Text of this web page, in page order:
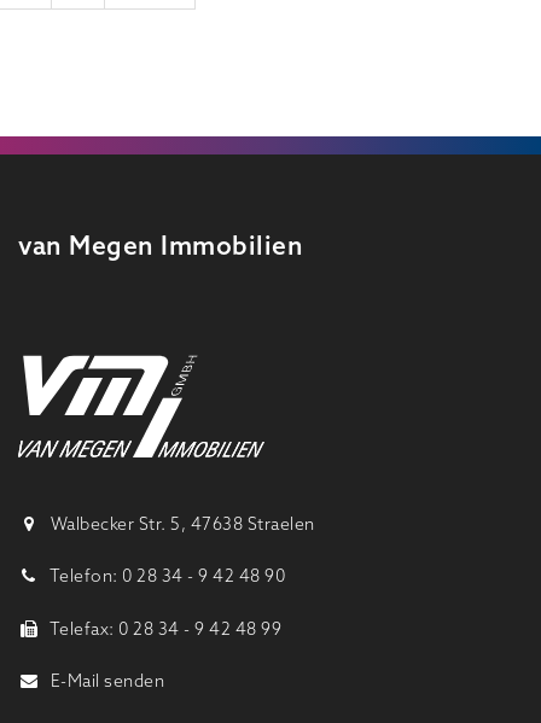
van Megen Immobilien
Walbecker Str. 5, 47638 Straelen
Telefon: 0 28 34 - 9 42 48 90
Telefax: 0 28 34 - 9 42 48 99
E-Mail senden